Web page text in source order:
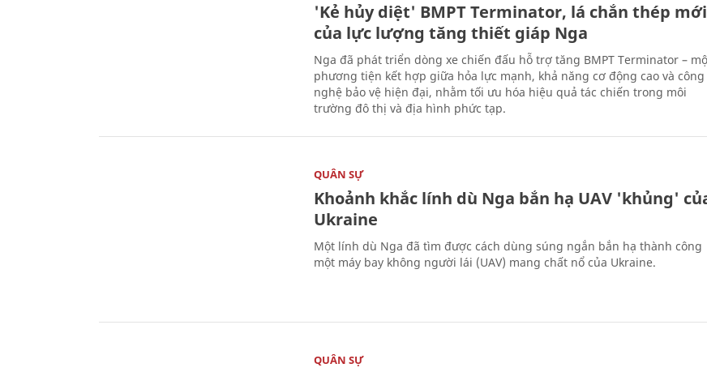
'Kẻ hủy diệt' BMPT Terminator, lá chắn thép mới
của lực lượng tăng thiết giáp Nga
Nga đã phát triển dòng xe chiến đấu hỗ trợ tăng BMPT Terminator –
phương tiện kết hợp giữa hỏa lực mạnh, khả năng cơ động cao và công
nghệ bảo vệ hiện đại, nhằm tối ưu hóa hiệu quả tác chiến trong môi
trường đô thị và địa hình phức tạp.
QUÂN SỰ
Khoảnh khắc lính dù Nga bắn hạ UAV 'khủng'
Ukraine
Một lính dù Nga đã tìm được cách dùng súng ngắn bắn hạ thành công
một máy bay không người lái (UAV) mang chất nổ của Ukraine.
QUÂN SỰ